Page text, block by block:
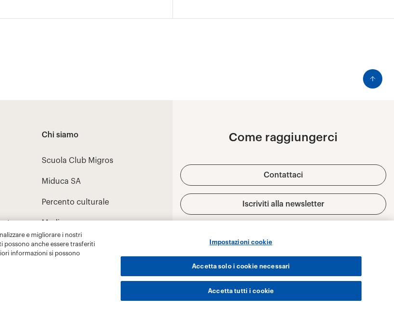
e migliorare i nostri
possono anche essere trasferiti
informazioni si possono
Impostazioni cookie
Accetta solo i cookie necessari
Accetta tutti i cookie